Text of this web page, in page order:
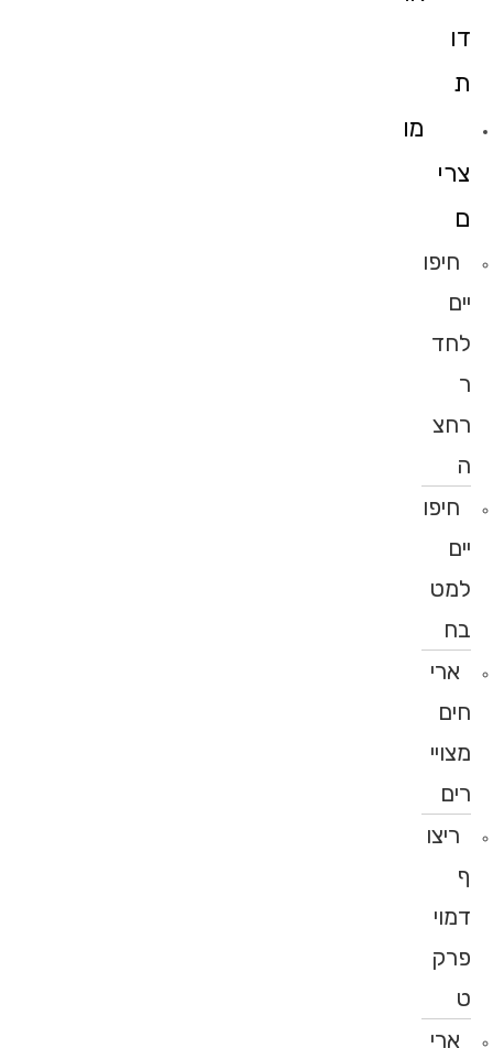
דו
ת
מו
צרי
ם
חיפו
יים
לחד
ר
רחצ
ה
חיפו
יים
למט
בח
ארי
חים
מצויי
רים
ריצו
ף
דמוי
פרק
ט
ארי